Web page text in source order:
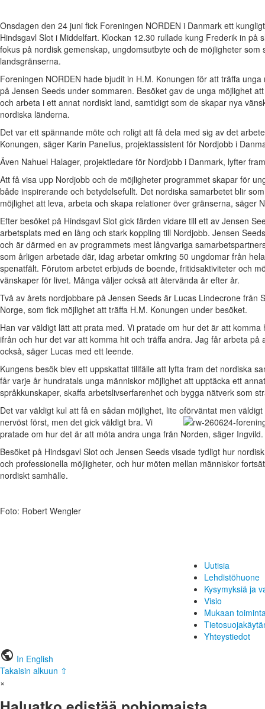
Onsdagen den 24 juni fick Foreningen NORDEN i Danmark ett
Hindsgavl Slot i Middelfart. Klockan 12.30 rullade kung Frederik in på
fokus på nordisk gemenskap, ungdomsutbyte och de möjligheter
landsgränserna.
Foreningen NORDEN hade bjudit in H.M. Konungen för att träffa
på Jensen Seeds under sommaren. Besöket gav de unga möjlighet
och arbeta i ett annat nordiskt land, samtidigt som de skapar nya
nordiska länderna.
Det var ett spännande möte och roligt att få dela med sig av det
Konungen, säger Karin Panelius, projektassistent för Nordjobb i
Även Nahuel Halager, projektledare för Nordjobb i Danmark, lyfter
Att få visa upp Nordjobb och de möjligheter programmet skapar för
både inspirerande och betydelsefullt. Det nordiska samarbetet blir
möjlighet att leva, arbeta och skapa relationer över gränserna, säger
Efter besöket på Hindsgavl Slot gick färden vidare till ett av Jensen
arbetsplats med en lång och stark koppling till Nordjobb. Jensen
och är därmed en av programmets mest långvariga
som årligen arbetade där, idag arbetar omkring 50 ungdomar från
spenatfält. Förutom arbetet erbjuds de boende, fritidsaktiviteter och
vänskaper för livet. Många väljer också att återvända år efter år.
Två av årets nordjobbare på Jensen Seeds är Lucas Lindecrone från
Norge, som fick möjlighet att träffa H.M. Konungen under besöket.
Han var väldigt lätt att prata med. Vi pratade om hur det är att
ifrån och hur det var att komma hit och träffa andra. Jag får arbeta på
också, säger Lucas med ett leende.
Kungens besök blev ett uppskattat tillfälle att lyfta fram det nordiska
får varje år hundratals unga människor möjlighet att upptäcka ett
språkkunskaper, skaffa arbetslivserfarenhet och bygga nätverk som
Det var väldigt kul att få en sådan möjlighet, lite oförväntat men väldigt
nervöst först, men det gick väldigt bra. Vi
pratade om hur det är att möta andra unga från Norden, säger Ingvild.
Besöket på Hindsgavl Slot och Jensen Seeds visade tydligt hur
och professionella möjligheter, och hur möten mellan människor
nordiskt samhälle.
Foto: Robert Wengler
Uutisia
Lehdistöhuone
Kysymyksiä ja
Visio
Mukaan
Yhteystiedot
public In English
Takaisin alkuun ⇧
×